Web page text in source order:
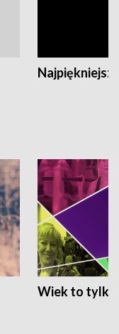
Wiek to tylko